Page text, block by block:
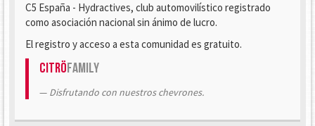
C5 España - Hydractives, club automovilístico registrado
como asociación nacional sin ánimo de lucro.
El registro y acceso a esta comunidad es gratuito.
CitröFamily
Disfrutando con nuestros chevrones.